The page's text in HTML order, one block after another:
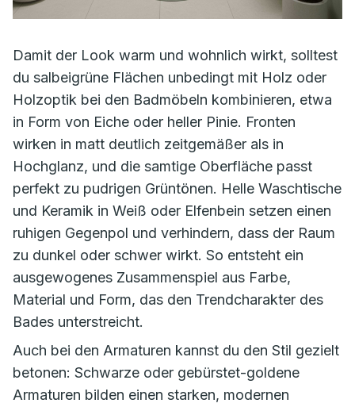
Damit der Look warm und wohnlich wirkt, solltest
du salbeigrüne Flächen unbedingt mit Holz oder
Holzoptik bei den Badmöbeln kombinieren, etwa
in Form von Eiche oder heller Pinie. Fronten
wirken in matt deutlich zeitgemäßer als in
Hochglanz, und die samtige Oberfläche passt
perfekt zu pudrigen Grüntönen. Helle Waschtische
und Keramik in Weiß oder Elfenbein setzen einen
ruhigen Gegenpol und verhindern, dass der Raum
zu dunkel oder schwer wirkt. So entsteht ein
ausgewogenes Zusammenspiel aus Farbe,
Material und Form, das den Trendcharakter des
Bades unterstreicht.
Auch bei den Armaturen kannst du den Stil gezielt
betonen: Schwarze oder gebürstet-goldene
Armaturen bilden einen starken, modernen